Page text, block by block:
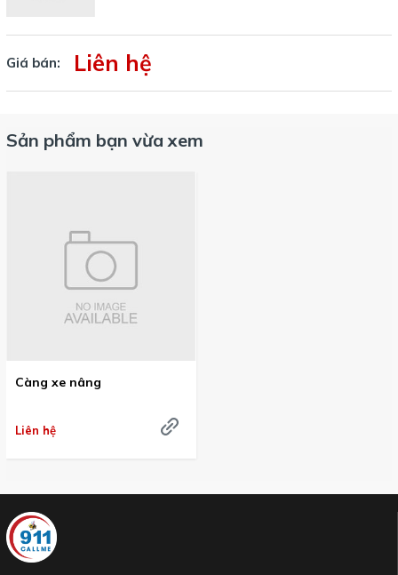
Giá bán: Liên hệ
Sản phẩm bạn vừa xem
Càng xe nâng
Liên hệ